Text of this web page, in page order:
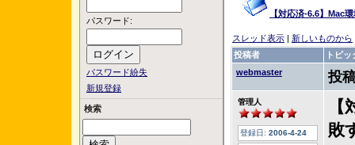
パスワード:
パスワード紛失
新規登録
検索
【対応済-6.6】Mac
スレッド表示 | 新しいものから
投稿者
トピッ
webmaster
投
管理人
登録日: 2006-4-24
敗